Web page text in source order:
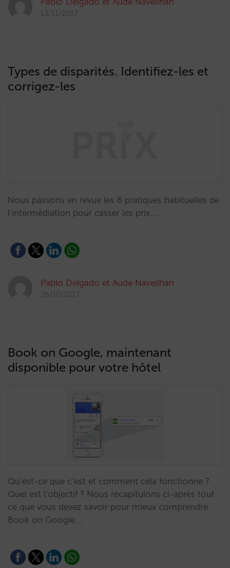
13/11/2017
Types de disparités. Identifiez-les et
corrigez-les
Nous passons en revue les 6 pratiques habituelles de
l’intermédiation pour casser les prix.…
Pablo Delgado et Aude Naveilhan
26/10/2017
Book on Google, maintenant
disponible pour votre hôtel
Qu’est-ce que c’est et comment cela fonctionne ?
Quel est l’objectif ? Nous récapitulons ci-après tout
ce que vous devez savoir pour mieux comprendre
Book on Google.…